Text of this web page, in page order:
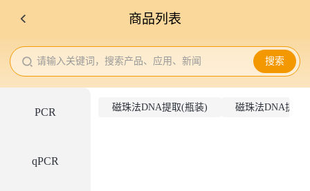
商品列表
请输入关键词，搜索产品、应用、新闻 搜索
PCR
qPCR
磁珠法DNA提取(瓶装) 磁珠法DNA提取(